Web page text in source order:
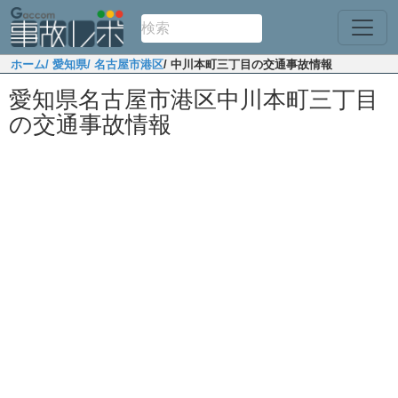
ホーム/ 愛知県/ 名古屋市港区/ 中川本町三丁目の交通事故情報
愛知県名古屋市港区中川本町三丁目
の交通事故情報